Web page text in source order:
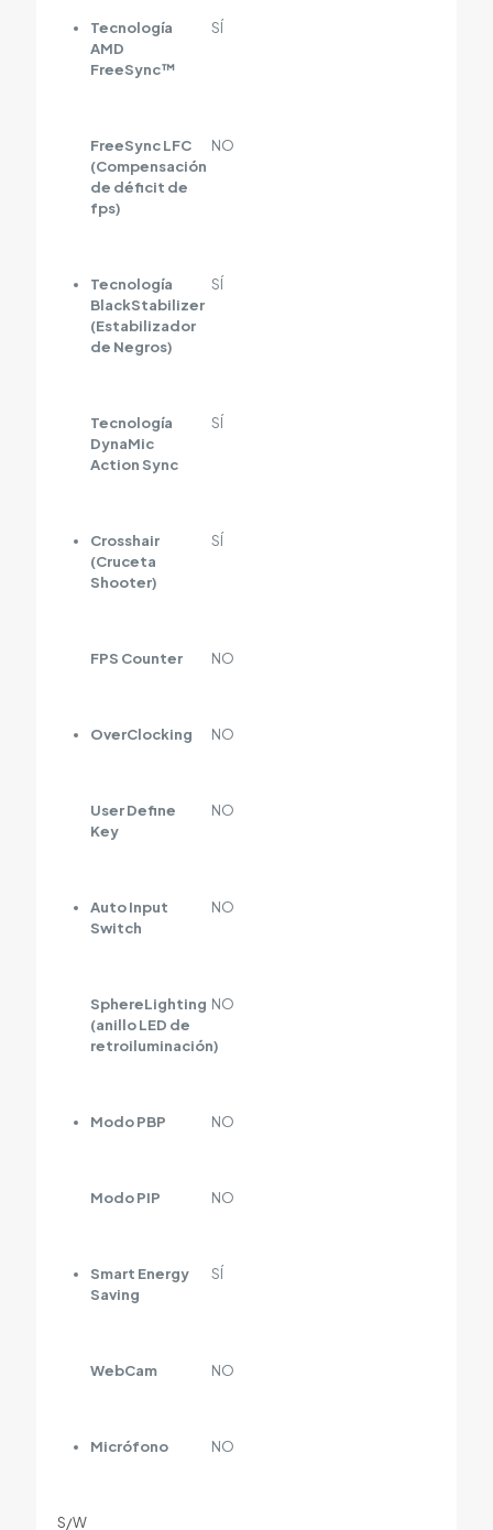
Tecnología
AMD
FreeSync™
SÍ
FreeSync LFC
(Compensación
de déficit de
fps)
NO
Tecnología
BlackStabilizer
(Estabilizador
de Negros)
SÍ
Tecnología
DynaMic
Action Sync
SÍ
Crosshair
(Cruceta
Shooter)
SÍ
FPS Counter NO
OverClocking NO
User Define
Key
NO
Auto Input
Switch
NO
SphereLighting
(anillo LED de
retroiluminación)
NO
Modo PBP NO
Modo PIP NO
Smart Energy
Saving
SÍ
WebCam NO
Micrófono NO
S/W